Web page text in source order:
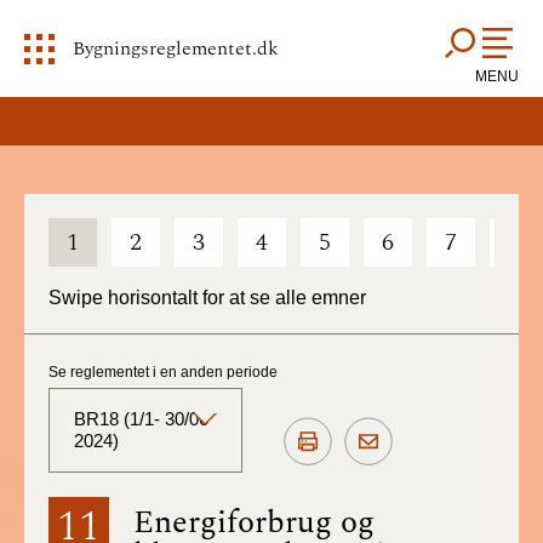
Bygningsreglementet.dk
MENU
1 2 3 4 5 6 7
Swipe horisontalt for at se alle emner
11 Energiforbrug og
Se reglementet i en anden periode
BR18 (1/1- 30/06
2024)
BR18 (Aktuelt)